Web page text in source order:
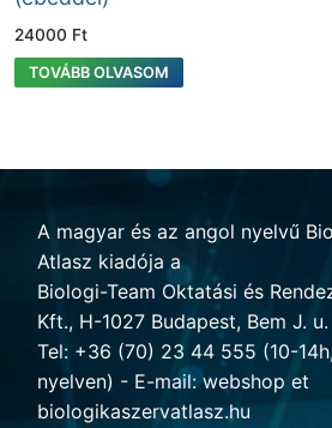
24000 Ft
TOVÁBB OLVASOM
A magyar és az angol nyelvű
Atlasz kiadója a
Biologi-Team Oktatási és
Kft., H-1027 Budapest, Bem J.
Tel: +36 (70) 23 44 555 (10-
nyelven) - E-mail: webshop et
biologikaszervatlasz.hu